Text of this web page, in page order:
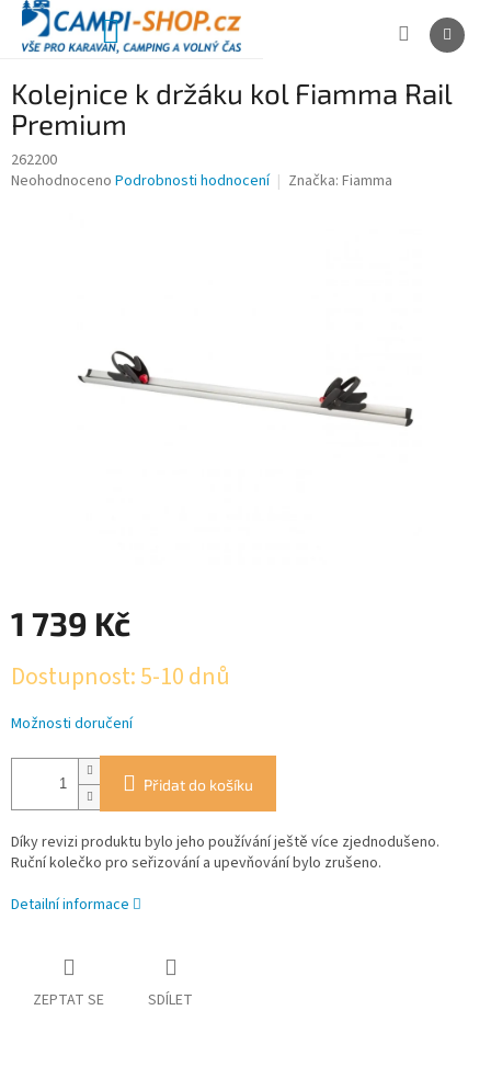
Přejít
obsah
NÁKUPNÍ
Kolejnice k držáku kol Fiamma Rail
Premium
262200
Průměrné
Neohodnoceno Podrobnosti hodnocení Značka: Fiamma
1 739 Kč
cena:
Dostupnost: 5-10 dnů
Možnosti doručení
Přidat do košíku
Díky revizi produktu bylo jeho používání ještě více zjednodušeno.
Ruční kolečko pro seřizování a upevňování bylo zrušeno.
Detailní informace
ZEPTAT SE SDÍLET